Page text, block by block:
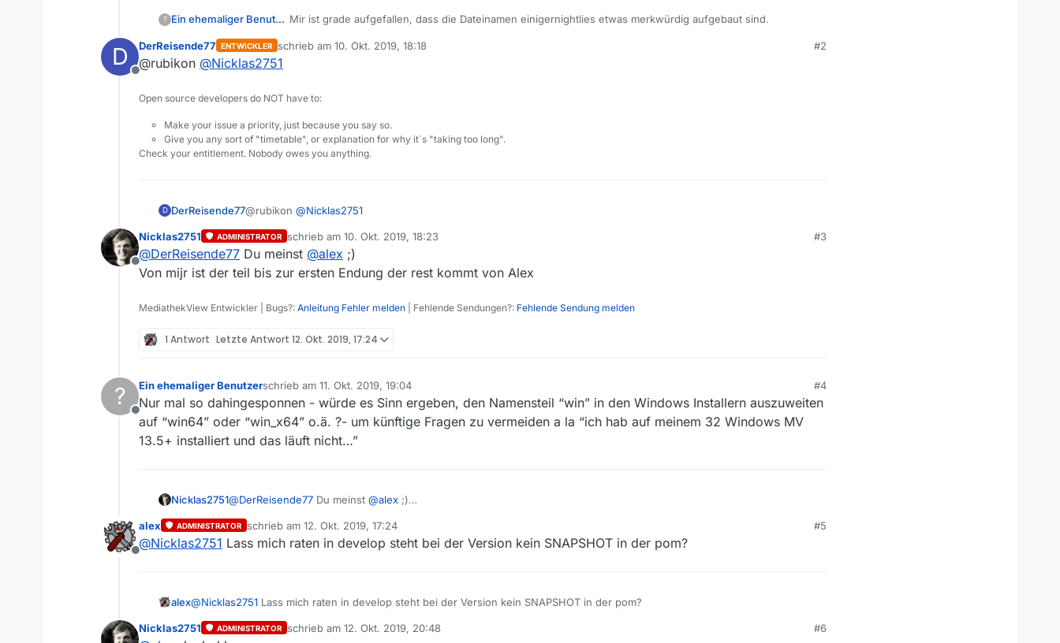
? Ein ehemaliger Benutzer Mir ist grade aufgefallen, dass die Dateinamen einigernightlies etwas merkwürdig aufgebaut sind.
Die Dateinamen für mac wirken auf mich gut strukturiert.
D
Offline
DerReisende77 ENTWICKLER schrieb am 10. Okt. 2019, 18:18
zuletzt editiert von
#2
@rubikon @Nicklas2751
Open source developers do NOT have to:
Make your issue a priority, just because you say so.
Give you any sort of "timetable", or explanation for why it´s "taking too long".
Check your entitlement. Nobody owes you anything.
D DerReisende77@rubikon @Nicklas2751
Offline
Nicklas2751 ADMINISTRATOR schrieb am 10. Okt. 2019, 18:23
zuletzt editiert von
#3
@DerReisende77 Du meinst @alex ;)
Von mijr ist der teil bis zur ersten Endung der rest kommt von Alex
MediathekView Entwickler | Bugs?: Anleitung Fehler melden | Fehlende Sendungen?: Fehlende Sendung melden
1 Antwort Letzte Antwort 12. Okt. 2019, 17:24
?
Offline
Ein ehemaliger Benutzerschrieb am 11. Okt. 2019, 19:04
zuletzt editiert von
#4
Nur mal so dahingesponnen - würde es Sinn ergeben, den Namensteil “win” in den Windows Installern auszuweiten
auf “win64” oder “win_x64” o.ä. ?- um künftige Fragen zu vermeiden a la “ich hab auf meinem 32 Windows MV
13.5+ installiert und das läuft nicht…”
Nicklas2751@DerReisende77 Du meinst @alex ;)
Offline
alex ADMINISTRATOR schrieb am 12. Okt. 2019, 17:24
zuletzt editiert von
#5
@Nicklas2751 Lass mich raten in develop steht bei der Version kein SNAPSHOT in der pom?
alex@Nicklas2751 Lass mich raten in develop steht bei der Version kein SNAPSHOT in der pom?
Nicklas2751 ADMINISTRATOR schrieb am 12. Okt. 2019, 20:48
zuletzt editiert von
#6